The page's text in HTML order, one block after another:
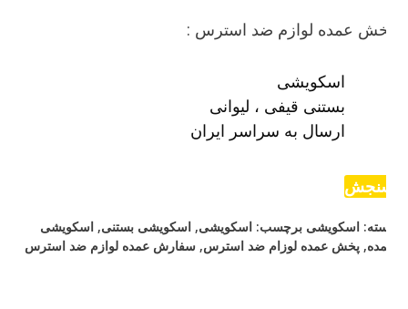
عمده لوازم ضد استرس :
اسکویشی
بستنی قیفی ، لیوانی
ارسال به سراسر ایران
اسکویشی برچسب:اسکویشی,اسکویشی بستنی,اسکویشی
,پخش عمده لوزام ضد استرس,سفارش عمده لوازم ضد استرس